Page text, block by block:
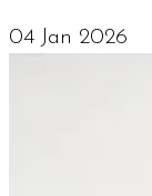
04 Jan 2026